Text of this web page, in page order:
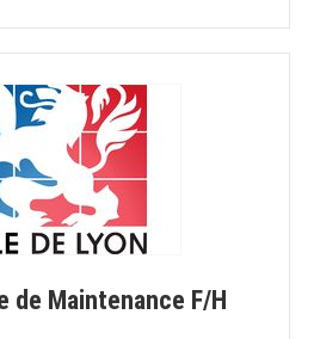
de Maintenance F/H